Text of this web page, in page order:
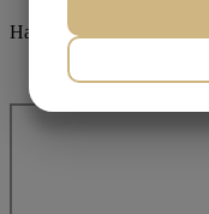
Hans Nissen Rosenberg